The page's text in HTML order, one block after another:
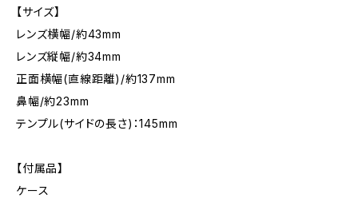
【サイズ】
レンズ横幅/約43mm
レンズ縦幅/約34mm
正面横幅(直線距離)/約137mm
鼻幅/約23mm
テンプル(サイドの長さ)：145mm
【付属品】
ケース